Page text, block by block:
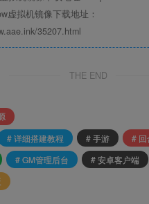
虚拟机镜像下载地址：
35207.html
THE END
# 详细搭建教程 # 手游 # 回
# GM管理后台 # 安卓客户端